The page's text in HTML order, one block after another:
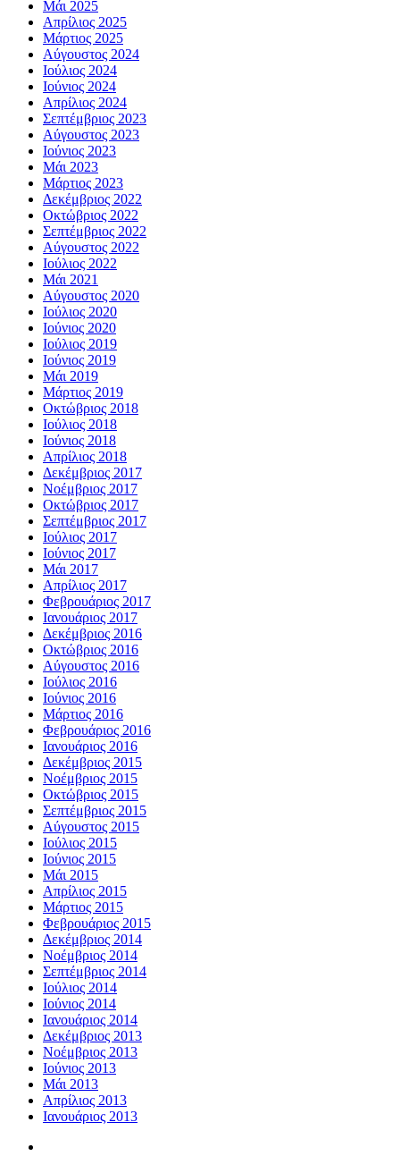
Μάι 2025
Απρίλιος 2025
Μάρτιος 2025
Αύγουστος 2024
Ιούλιος 2024
Ιούνιος 2024
Απρίλιος 2024
Σεπτέμβριος 2023
Αύγουστος 2023
Ιούνιος 2023
Μάι 2023
Μάρτιος 2023
Δεκέμβριος 2022
Οκτώβριος 2022
Σεπτέμβριος 2022
Αύγουστος 2022
Ιούλιος 2022
Μάι 2021
Αύγουστος 2020
Ιούλιος 2020
Ιούνιος 2020
Ιούλιος 2019
Ιούνιος 2019
Μάι 2019
Μάρτιος 2019
Οκτώβριος 2018
Ιούλιος 2018
Ιούνιος 2018
Απρίλιος 2018
Δεκέμβριος 2017
Νοέμβριος 2017
Οκτώβριος 2017
Σεπτέμβριος 2017
Ιούλιος 2017
Ιούνιος 2017
Μάι 2017
Απρίλιος 2017
Φεβρουάριος 2017
Ιανουάριος 2017
Δεκέμβριος 2016
Οκτώβριος 2016
Αύγουστος 2016
Ιούλιος 2016
Ιούνιος 2016
Μάρτιος 2016
Φεβρουάριος 2016
Ιανουάριος 2016
Δεκέμβριος 2015
Νοέμβριος 2015
Οκτώβριος 2015
Σεπτέμβριος 2015
Αύγουστος 2015
Ιούλιος 2015
Ιούνιος 2015
Μάι 2015
Απρίλιος 2015
Μάρτιος 2015
Φεβρουάριος 2015
Δεκέμβριος 2014
Νοέμβριος 2014
Σεπτέμβριος 2014
Ιούλιος 2014
Ιούνιος 2014
Ιανουάριος 2014
Δεκέμβριος 2013
Νοέμβριος 2013
Ιούνιος 2013
Μάι 2013
Απρίλιος 2013
Ιανουάριος 2013